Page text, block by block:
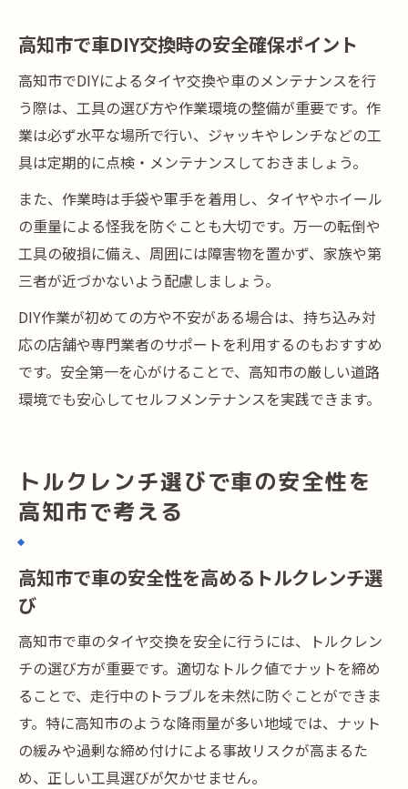
高知市で車DIY交換時の安全確保ポイント
高知市でDIYによるタイヤ交換や車のメンテナンスを行
う際は、工具の選び方や作業環境の整備が重要です。作
業は必ず水平な場所で行い、ジャッキやレンチなどの工
具は定期的に点検・メンテナンスしておきましょう。
また、作業時は手袋や軍手を着用し、タイヤやホイール
の重量による怪我を防ぐことも大切です。万一の転倒や
工具の破損に備え、周囲には障害物を置かず、家族や第
三者が近づかないよう配慮しましょう。
DIY作業が初めての方や不安がある場合は、持ち込み対
応の店舗や専門業者のサポートを利用するのもおすすめ
です。安全第一を心がけることで、高知市の厳しい道路
環境でも安心してセルフメンテナンスを実践できます。
トルクレンチ選びで車の安全性を
高知市で考える
高知市で車の安全性を高めるトルクレンチ選
び
高知市で車のタイヤ交換を安全に行うには、トルクレン
チの選び方が重要です。適切なトルク値でナットを締め
ることで、走行中のトラブルを未然に防ぐことができま
す。特に高知市のような降雨量が多い地域では、ナット
の緩みや過剰な締め付けによる事故リスクが高まるた
め、正しい工具選びが欠かせません。